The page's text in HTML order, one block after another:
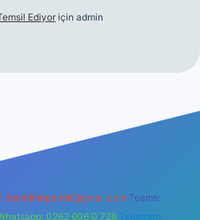
Ediyoriçin admin
backlinkpaneli@gmail.com Teams:
0262 606 0 726 Telegram: